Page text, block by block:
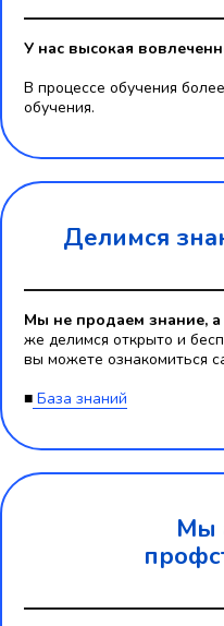
У нас высокая
В процессе обучения более
обучения.
Делимся
Мы не продаем знание,
же делимся открыто и
вы можете ознакомиться
■ База знаний
Мы